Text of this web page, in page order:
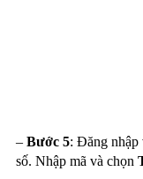
– Bước 5: Đăng nhập
số. Nhập mã và chọn